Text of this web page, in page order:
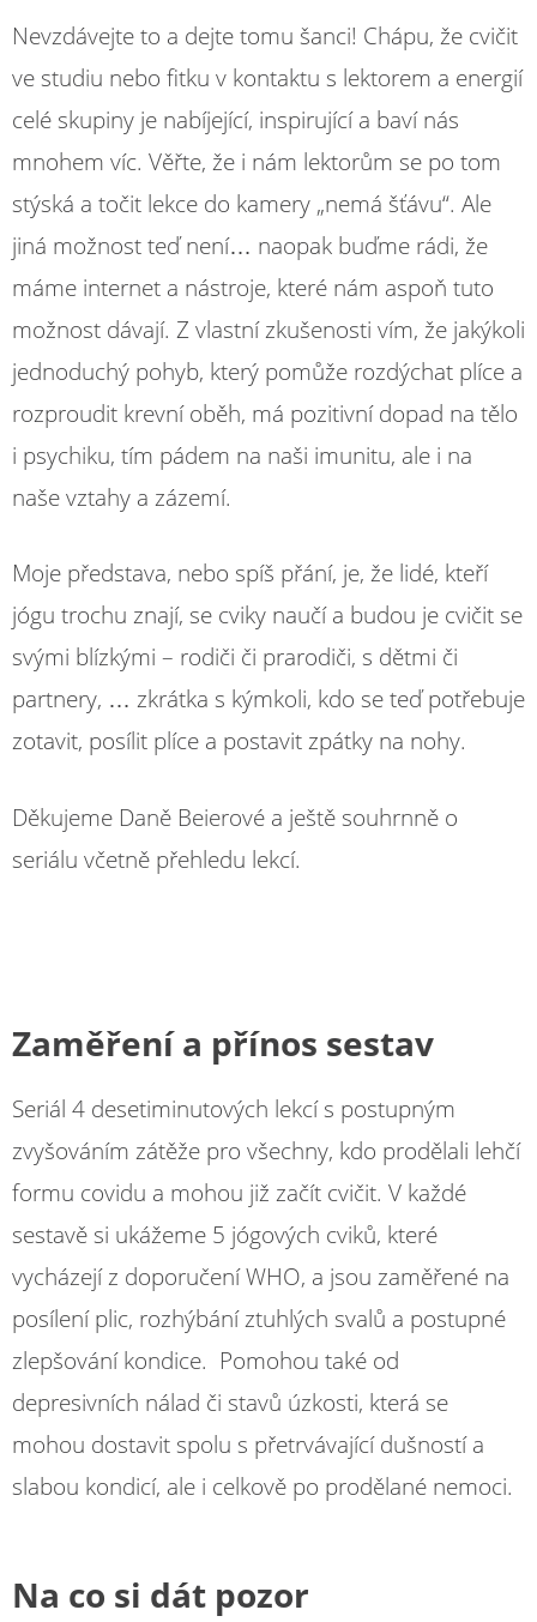
Nevzdávejte to a dejte tomu šanci! Chápu, že cvičit
ve studiu nebo fitku v kontaktu s lektorem a energií
celé skupiny je nabíjející, inspirující a baví nás
mnohem víc. Věřte, že i nám lektorům se po tom
stýská a točit lekce do kamery „nemá šťávu“. Ale
jiná možnost teď není… naopak buďme rádi, že
máme internet a nástroje, které nám aspoň tuto
možnost dávají. Z vlastní zkušenosti vím, že jakýkoli
jednoduchý pohyb, který pomůže rozdýchat plíce a
rozproudit krevní oběh, má pozitivní dopad na tělo
i psychiku, tím pádem na naši imunitu, ale i na
naše vztahy a zázemí.
Moje představa, nebo spíš přání, je, že lidé, kteří
jógu trochu znají, se cviky naučí a budou je cvičit se
svými blízkými – rodiči či prarodiči, s dětmi či
partnery, … zkrátka s kýmkoli, kdo se teď potřebuje
zotavit, posílit plíce a postavit zpátky na nohy.
Děkujeme Daně Beierové a ještě souhrnně o
seriálu včetně přehledu lekcí.
Zaměření a přínos sestav
Seriál 4 desetiminutových lekcí s postupným
zvyšováním zátěže pro všechny, kdo prodělali lehčí
formu covidu a mohou již začít cvičit. V každé
sestavě si ukážeme 5 jógových cviků, které
vycházejí z doporučení WHO, a jsou zaměřené na
posílení plic, rozhýbání ztuhlých svalů a postupné
zlepšování kondice. Pomohou také od
depresivních nálad či stavů úzkosti, která se
mohou dostavit spolu s přetrvávající dušností a
slabou kondicí, ale i celkově po prodělané nemoci.
Na co si dát pozor